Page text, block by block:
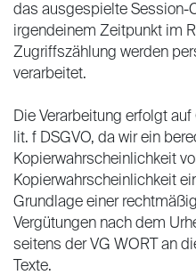
das ausgespielte Session-
irgendeinem Zeitpunkt im
Zugriffszählung werden
verarbeitet.
Die Verarbeitung erfolgt
lit. f DSGVO, da wir ein
Kopierwahrscheinlichkeit
Kopierwahrscheinlichkeit
Grundlage einer
Vergütungen nach dem
seitens der VG WORT an
Texte.